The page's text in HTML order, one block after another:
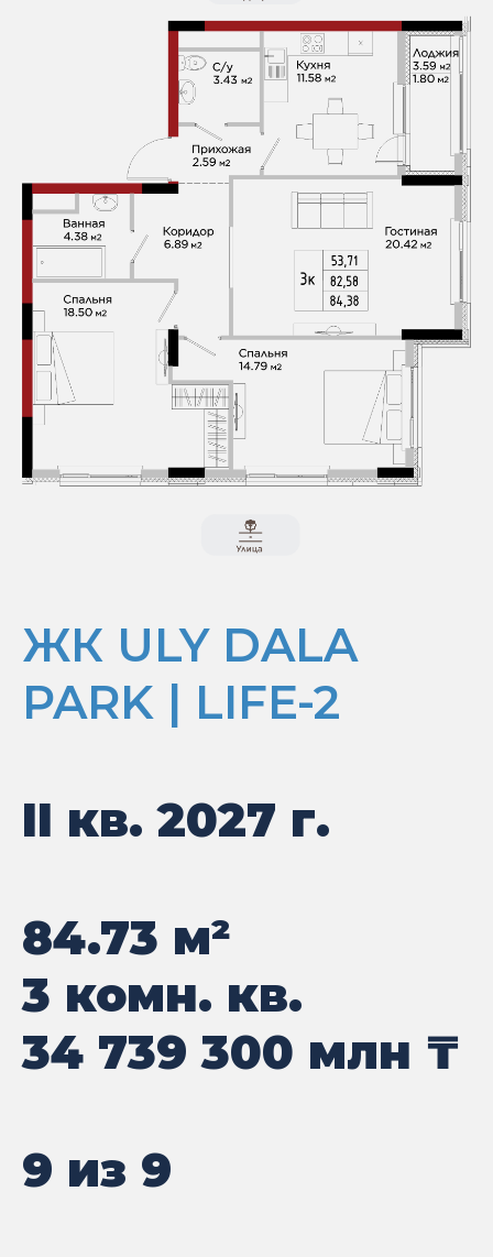
ЖК ULY DALA
PARK | LIFE-2
II кв. 2027 г.
84.73 м²
3 комн. кв.
34 739 300 млн ₸
9 из 9